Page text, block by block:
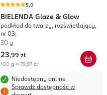
5,0
BIELENDA Glaze & Glow
podkład do twarzy, rozświetlający,
nr 03;
30 g
23,99 zł
100 g = 79,97 zł
Niedostępny online
Sprawdź dostępność w